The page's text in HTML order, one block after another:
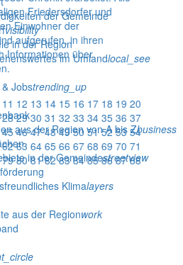
Friedersdorfer und
Einwohner der
aufgerufen, in ihren
Informationen über
11 12 13 14 15 16 17 18 19 20
28 29 30 31 32 33 34 35 36 37
45 46 47 48 49 50 51 52 53 54
62 63 64 65 66 67 68 69 70 71
79 80 81 82 83 84 85 86 87 88
der Gemeinde
visibility
in der Region
im Umlandlocal_see
Jobstrending_up
aus der Region von A bis Zbusiness
in der Gemeindestreetview
Klimalayers
aus der Regionwork